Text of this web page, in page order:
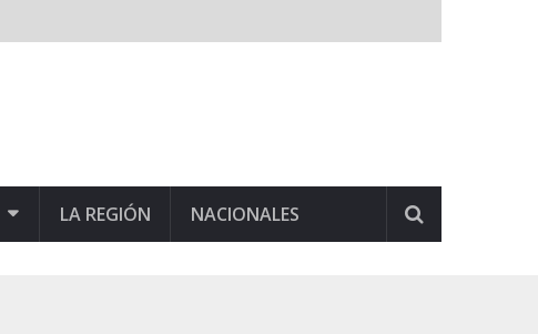
LA REGIÓN NACIONALES